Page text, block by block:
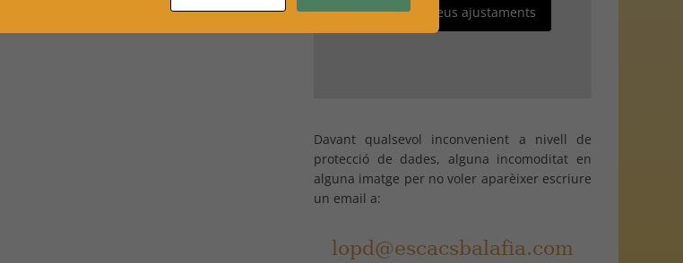
Revisa els teus ajustaments
Davant qualsevol inconvenient a nivell de
protecció de dades, alguna incomoditat en
alguna imatge per no voler aparèixer escriure
un email a: